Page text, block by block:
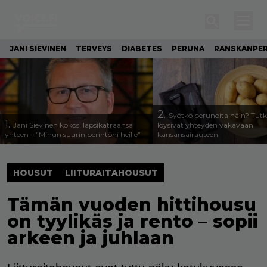
JANI SIEVINEN TERVEYS DIABETES PERUNA
1. Jani Sievinen kokosi lapsikatraansa
yhteen – ”Minun suurin perintöni heille”
2. Syötkö perunoita näin?
löysivät yhteyden vakavaan
kansansairauteen
HOUSUT LIITURAITAHOUSUT
Tämän vuoden hittihousu
on tyylikäs ja rento – sopii
arkeen ja juhlaan